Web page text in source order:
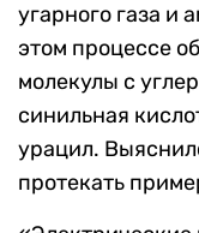
угарного газа и
этом процессе
молекулы с
синильная
урацил.
протекать